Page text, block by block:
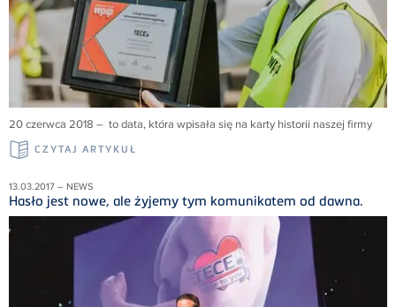
20 czerwca 2018 – to data, która wpisała się na karty historii naszej firmy
CZYTAJ ARTYKUŁ
13.03.2017 – NEWS
Hasło jest nowe, ale żyjemy tym komunikatem od dawna.